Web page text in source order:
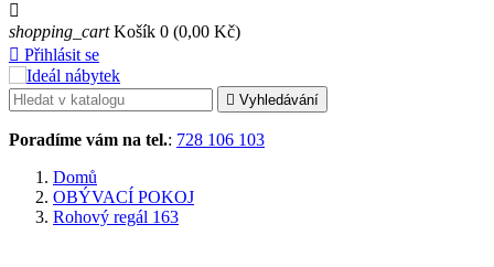

shopping_cart Košík 0 (0,00 Kč)
 Přihlásit se
 Vyhledávání
Poradíme vám na tel.: 728 106 103
Domů
OBÝVACÍ POKOJ
Rohový regál 163